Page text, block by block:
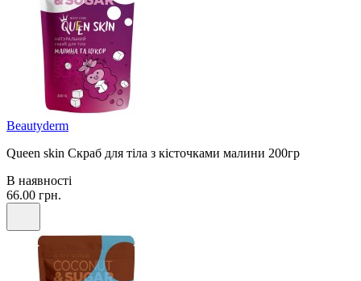
Beautyderm
Queen skin Скраб для тіла з кісточками малини 200гр
В наявності
66.00 грн.